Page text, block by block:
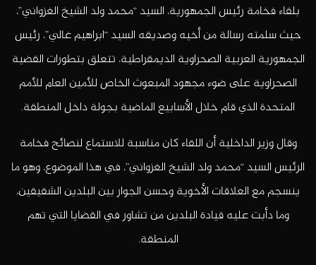
بلقاء فخامة رئيس الجمهورية، السيد “محمد ولد الشيخ الغزواني”،
حيث سلمته رسالة من أخيه وصديقه السيد “ابراهيم غالي”، رئيس
الجمهورية العربية الصحراوية الديمقراطية، تتعلق بتطورات القضية
الصحراوية على ضوء مجهود المبعوث الخاص للأمين العام للأمم
المتحدة الذي قام خلال الأسابيع الماضية بجولة داخل المنطقة.
وقال وزير الداخلية أن اللقاء كان مناسبة للاستماع لنصائح فخامة
الرئيس السيد “محمد ولد الشيخ الغزواني”، في هذا الموضوع، وهو ما
ينسجم مع العلاقات الأخوية وحسن الجوار بين البلدين الشقيقين،
وما دأبت عليه قيادة البلدين من تشاور في القضايا التي تهم
المنطقة.